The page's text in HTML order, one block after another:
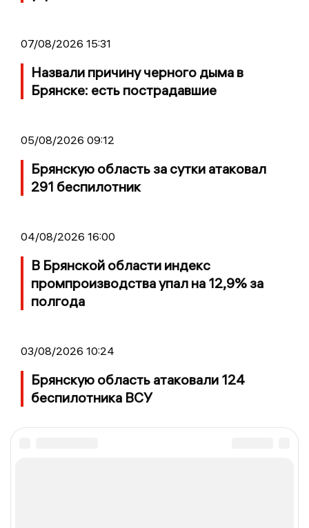
07/08/2026 15:31
Назвали причину черного дыма в
Брянске: есть пострадавшие
05/08/2026 09:12
Брянскую область за сутки атаковал
291 беспилотник
04/08/2026 16:00
В Брянской области индекс
промпроизводства упал на 12,9% за
полгода
03/08/2026 10:24
Брянскую область атаковали 124
беспилотника ВСУ